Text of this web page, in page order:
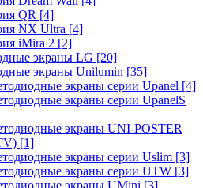
QR [4]
NX Ultra [4]
iMira 2 [2]
экраны LG [20]
экраны Unilumin [35]
экраны серии Upanel [4]
экраны серии UpanelS
экраны UNI-POSTER
[1]
экраны серии Uslim [3]
экраны серии UTW [3]
экраны UMini [3]